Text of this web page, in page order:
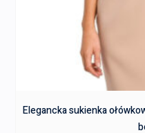
Elegancka sukienka